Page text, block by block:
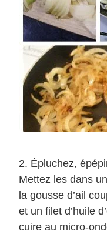
Épluchez,
Mettez les dans
la gousse d’ail
et un filet d’huile
cuire au micro-